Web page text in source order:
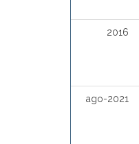
2016
ago-2021